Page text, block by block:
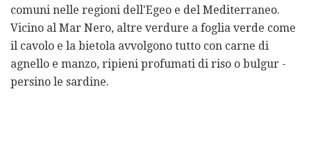
comuni nelle regioni dell'Egeo e del Mediterraneo.
Vicino al Mar Nero, altre verdure a foglia verde come
il cavolo e la bietola avvolgono tutto con carne di
agnello e manzo, ripieni profumati di riso o bulgur -
persino le sardine.